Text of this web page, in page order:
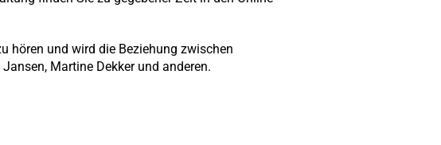
hören und wird die Beziehung zwischen
Martine Dekker und anderen.